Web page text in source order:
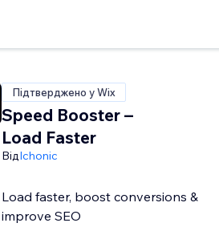
Підтверджено у Wix
Speed Booster –
Load Faster
ВідIchonic
Load faster, boost conversions &
improve SEO